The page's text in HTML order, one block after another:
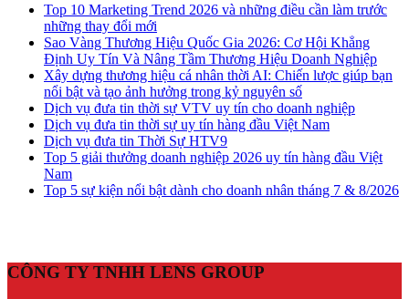
Top 10 Marketing Trend 2026 và những điều cần làm trước
những thay đổi mới
Sao Vàng Thương Hiệu Quốc Gia 2026: Cơ Hội Khẳng
Định Uy Tín Và Nâng Tầm Thương Hiệu Doanh Nghiệp
Xây dựng thương hiệu cá nhân thời AI: Chiến lược giúp bạn
nổi bật và tạo ảnh hưởng trong kỷ nguyên số
Dịch vụ đưa tin thời sự VTV uy tín cho doanh nghiệp
Dịch vụ đưa tin thời sự uy tín hàng đầu Việt Nam
Dịch vụ đưa tin Thời Sự HTV9
Top 5 giải thưởng doanh nghiệp 2026 uy tín hàng đầu Việt
Nam
Top 5 sự kiện nổi bật dành cho doanh nhân tháng 7 & 8/2026
CÔNG TY TNHH LENS GROUP